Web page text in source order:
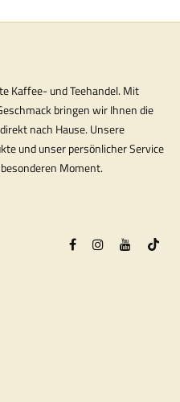
Kaffee- und Teehandel. Mit
bringen wir Ihnen die
nach Hause. Unsere
und unser persönlicher Service
Moment.